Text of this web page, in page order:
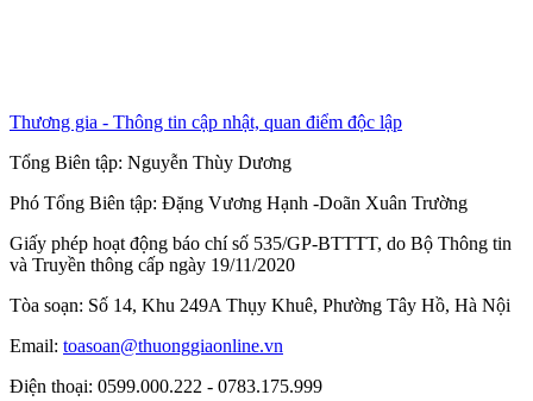
Thương gia - Thông tin cập nhật, quan điểm độc lập
Tổng Biên tập: Nguyễn Thùy Dương
Phó Tổng Biên tập: Đặng Vương Hạnh -Doãn Xuân Trường
Giấy phép hoạt động báo chí số 535/GP-BTTTT, do Bộ Thông tin
và Truyền thông cấp ngày 19/11/2020
Tòa soạn: Số 14, Khu 249A Thụy Khuê, Phường Tây Hồ, Hà Nội
Email: toasoan@thuonggiaonline.vn
Điện thoại: 0599.000.222 - 0783.175.999